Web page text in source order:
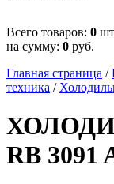
Всего товаров: 0
на сумму: 0 руб.
Главная страница /
техника /
RB 3091